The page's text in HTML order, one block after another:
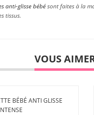
anti-glisse bébésont faites à la
tissus.
VOUS
BÉBÉ ANTI GLISSE